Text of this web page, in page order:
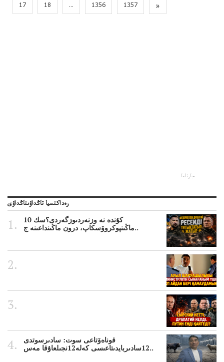
17
18 ... 1356 1357 »
جارناما
رەداكتسيا تاڭداۋىتاڭداۋى
10 كۇندە نە وزنەردىوزگەردى؟سك
ماڭىنپوكروۆسكاپ، درون ماڭىنداعىنە ج..
قوناەۆتاعى سوت: سادىرسوتدى
12سادىربايدىتاعىسى كەلە12نجىلعاۇقا مەس..